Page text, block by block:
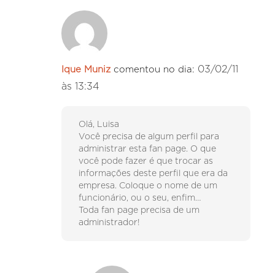
Ique Muniz comentou no dia: 03/02/11
às 13:34
Olá, Luisa
Você precisa de algum perfil para
administrar esta fan page. O que
você pode fazer é que trocar as
informações deste perfil que era da
empresa. Coloque o nome de um
funcionário, ou o seu, enfim…
Toda fan page precisa de um
administrador!